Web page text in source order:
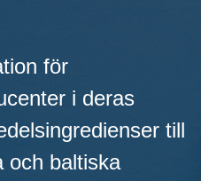
för
i deras
till
och baltiska